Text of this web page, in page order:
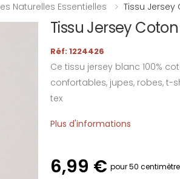
Naturelles Essentielles Tissu Jersey
Tissu Jersey
Réf: 1224426
Ce tissu jersey blanc 100%
confortables, jupes, robes, t-
tex
Plus d'informations
6,99 € pour 50